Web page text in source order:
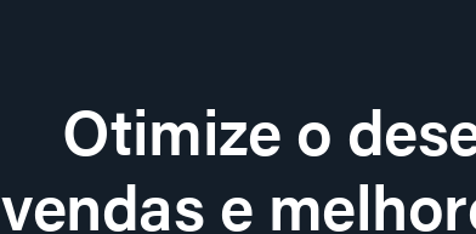
Otimize o
vendas e